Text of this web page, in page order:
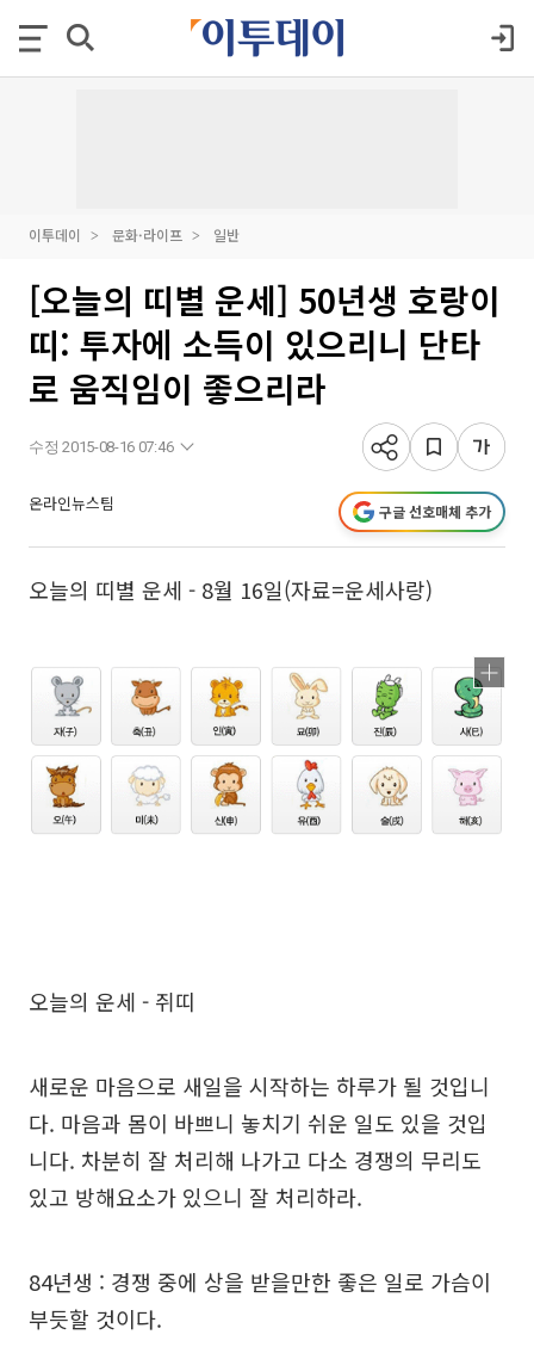
이투데이 문화·라이프 일반
[오늘의 띠별 운세] 50년생 호랑이
띠: 투자에 소득이 있으리니 단타
로 움직임이 좋으리라
수정 2015-08-16 07:46
온라인뉴스팀 구글 선호매체 추가
오늘의 띠별 운세 - 8월 16일(자료=운세사랑)
오늘의 운세 - 쥐띠
새로운 마음으로 새일을 시작하는 하루가 될 것입니
다. 마음과 몸이 바쁘니 놓치기 쉬운 일도 있을 것입
니다. 차분히 잘 처리해 나가고 다소 경쟁의 무리도
있고 방해요소가 있으니 잘 처리하라.
84년생 : 경쟁 중에 상을 받을만한 좋은 일로 가슴이
부듯할 것이다.